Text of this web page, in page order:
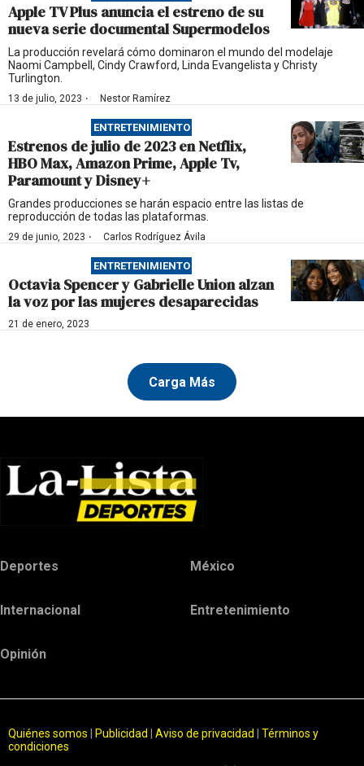
Apple TV Plus anuncia el estreno de su
nueva serie documental Supermodelos
La producción revelará cómo dominaron el mundo del modelaje
Naomi Campbell, Cindy Crawford, Linda Evangelista y Christy
Turlington.
13 de julio, 2023 · Nestor Ramírez
ENTRETENIMIENTO
Estrenos de julio de 2023 en Netflix,
HBO Max, Amazon Prime, Apple Tv,
Paramount y Disney+
Grandes producciones se harán espacio entre las listas de
reproducción de todas las plataformas.
29 de junio, 2023 · Carlos Rodríguez Ávila
ENTRETENIMIENTO
Octavia Spencer y Gabrielle Union alzan
la voz por las mujeres desaparecidas
21 de enero, 2023
Carga Más
Deportes México
Internacional Entretenimiento
Opinión
Quiénes somos Publicidad Aviso de privacidad
Términos y
condiciones